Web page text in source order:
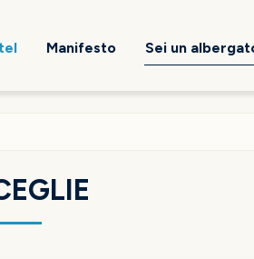
Manifesto Sei un